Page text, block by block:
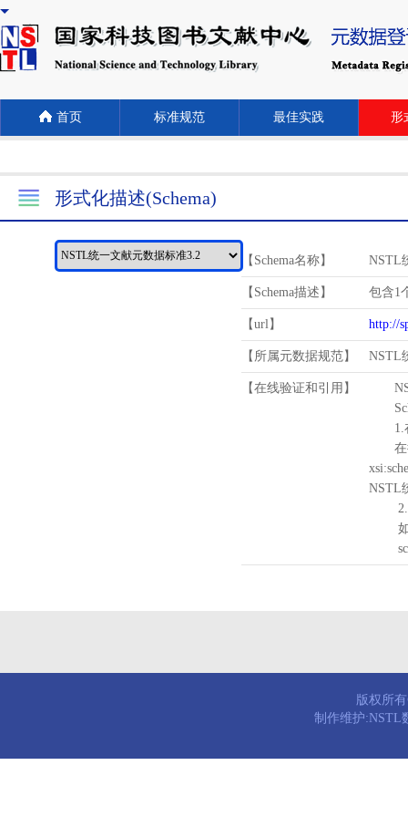
首页 标准规范 最佳实践 形
形式化描述(Schema)
【Schema名称】 NSTL
【Schema描述】 包含1
【url】 http://
【所属元数据规范】 NSTL
【在线验证和引用】
1.
在待
NSTL
2.
如需
版权所
制作维护:NSTL